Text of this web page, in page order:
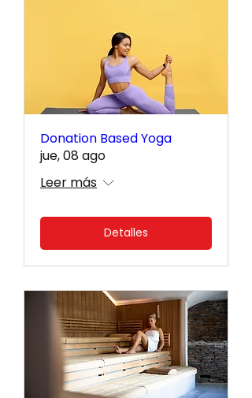
Donation Based Yoga
jue, 08 ago
Leer más
Detalles